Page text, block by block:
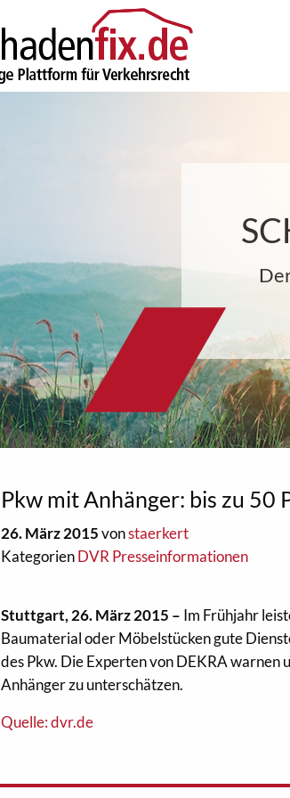
Pkw mit Anhänger: bis zu 50
26. März 2015vonstaerkert
KategorienDVR Presseinformationen
Stuttgart, 26. März 2015 – Im Frühjahr
Baumaterial oder Möbelstücken gute
des Pkw. Die Experten von DEKRA
Anhänger zu unterschätzen.
Quelle: dvr.de